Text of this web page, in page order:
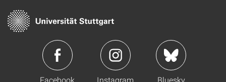
Facebook Instagram Bluesky